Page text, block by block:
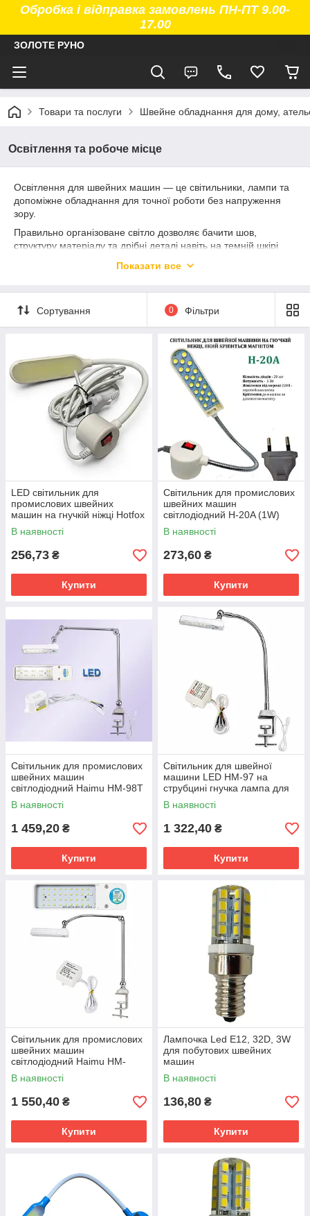
Обробка і відправка замовлень ПН-ПТ 9.00-
17.00
ЗОЛОТЕ РУНО
Товари та послуги Швейне обладнання для дому,
Освітлення та робоче місце
Освітлення для швейних машин — це світильники, лампи та
допоміжне обладнання для точної роботи без напруження
зору.
Правильно організоване світло дозволяє бачити шов,
структуру матеріалу та дрібні деталі навіть на темній шкірі
портативні вентилятори для швейного обладнання.
Рішення підходять як для промислових машин, так і для
Показати все
Сортування 0 Фільтри
LED світильник для
промислових швейних
машин на гнучкій ніжці Hotfox
H-36A-COB
В наявності
256,73 ₴
Купити
Світильник для промислових
швейних машин
світлодіодний H-20A (1W)
HOTFOX
В наявності
273,60 ₴
Купити
Світильник для промислових
швейних машин
світлодіодний Haimu HM-98Т
LED (10Led) + БАЖКА
В наявності
1 459,20 ₴
Купити
Світильник для швейної
машини LED HM-97 на
струбцині гнучка лампа для
підсвітки робочої зони
В наявності
1 322,40 ₴
Купити
Світильник для промислових
швейних машин
світлодіодний Haimu HM-
98ТS LED (40Led)
В наявності
1 550,40 ₴
Купити
Лампочка Led Е12, 32D, 3W
для побутових швейних
машин
В наявності
136,80 ₴
Купити